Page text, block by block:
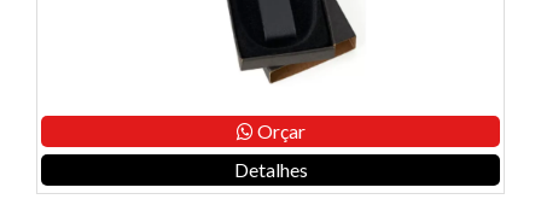
Orçar
Detalhes